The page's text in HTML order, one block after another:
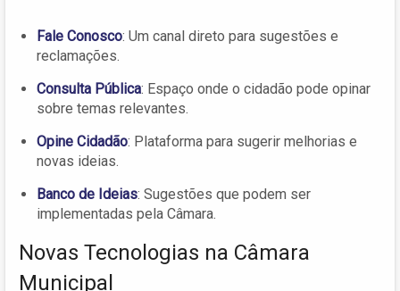
Fale Conosco: Um canal direto para sugestões e
reclamações.
Consulta Pública: Espaço onde o cidadão pode opinar
sobre temas relevantes.
Opine Cidadão: Plataforma para sugerir melhorias e
novas ideias.
Banco de Ideias: Sugestões que podem ser
implementadas pela Câmara.
Novas Tecnologias na Câmara
Municipal